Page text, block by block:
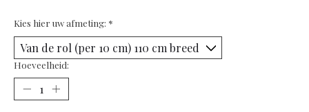
Kies hier uw afmeting: *
Hoeveelheid: